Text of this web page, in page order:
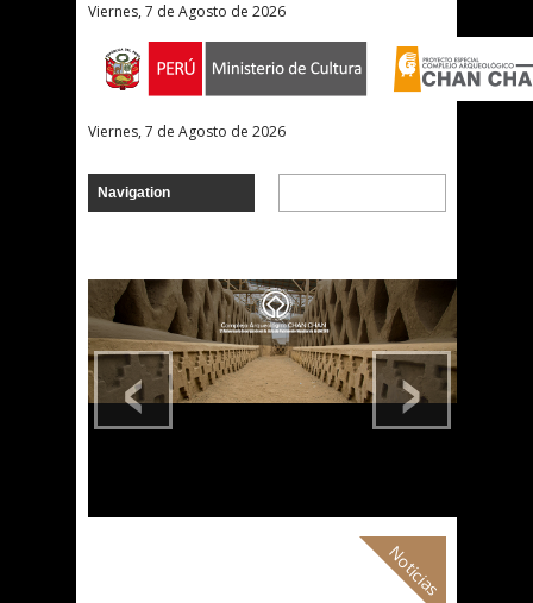
Viernes, 7 de Agosto de 2026
Viernes, 7 de Agosto de 2026
›
‹
Noticias